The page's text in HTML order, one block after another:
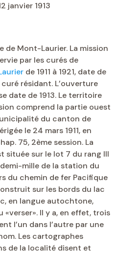
janvier 1913
de Mont-Laurier. La mission
par les curés de
de 1911 à 1921, date de
résidant. L’ouverture
date de 1913. Le territoire
comprend la partie ouest
du canton de
le 24 mars 1911, en
75, 2ème session. La
située sur le lot 7 du rang III
mille de la station du
du chemin de fer Pacifique
sur les bords du lac
en langue autochtone,
Il y a, en effet, trois
l’un dans l’autre par une
Les cartographes
de la localité disent et